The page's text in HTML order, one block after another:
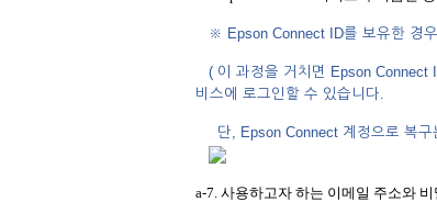
※ Epson Connect ID를 보유한 경
( 이 과정을 거치면 Epson Connect
비스에 로그인할 수 있습니다.
단, Epson Connect 계정으로 복구
a-7. 사용하고자 하는 이메일 주소와